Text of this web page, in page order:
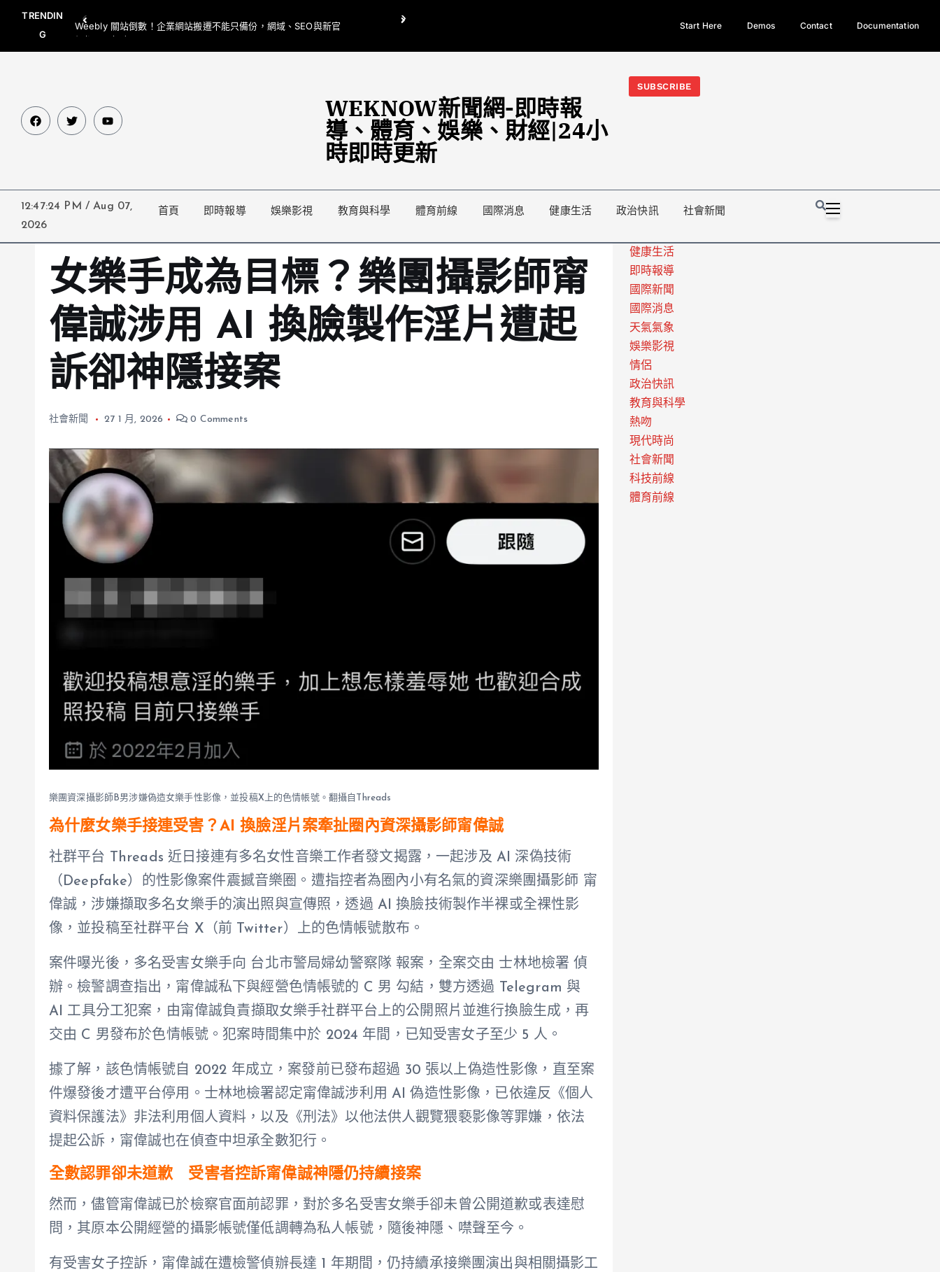
TRENDIN
G
Weebly 關站倒數！企業網站搬遷不能只備份，網域、SEO與新官
網都要一起處理
翁曉玲喊刪陸委會1295萬媒宣費惹議 梁文傑回「只能靠嘴巴」
今日熱門新聞TOP3｜西拉雅族正式成第17個原住民族、立院電競
光電場回
Start Here Demos Contact Documentation
WEKNOW新聞網-即時報
導、體育、娛樂、財經|24小
時即時更新
SUBSCRIBE
12:47:25 PM / Aug 07,
2026
首頁 即時報導 娛樂影視 教育與科學 體育前線 國際消息 健康生活 政治快訊 社會新聞
女樂手成為目標？樂團攝影師甯
偉誠涉用 AI 換臉製作淫片遭起
訴卻神隱接案
社會新聞 27 1 月, 2026 0 Comments
樂團資深攝影師B男涉嫌偽造女樂手性影像，並投稿X上的色情帳號。翻攝自Threads
為什麼女樂手接連受害？AI 換臉淫片案牽扯圈內資深攝影師甯偉誠
社群平台 Threads 近日接連有多名女性音樂工作者發文揭露，一起涉及 AI 深偽技術
（Deepfake）的性影像案件震撼音樂圈。遭指控者為圈內小有名氣的資深樂團攝影師 甯
偉誠，涉嫌擷取多名女樂手的演出照與宣傳照，透過 AI 換臉技術製作半裸或全裸性影
像，並投稿至社群平台 X（前 Twitter）上的色情帳號散布。
案件曝光後，多名受害女樂手向 台北市警局婦幼警察隊 報案，全案交由 士林地檢署 偵
辦。檢警調查指出，甯偉誠私下與經營色情帳號的 C 男 勾結，雙方透過 Telegram 與
AI 工具分工犯案，由甯偉誠負責擷取女樂手社群平台上的公開照片並進行換臉生成，再
交由 C 男發布於色情帳號。犯案時間集中於 2024 年間，已知受害女子至少 5 人。
據了解，該色情帳號自 2022 年成立，案發前已發布超過 30 張以上偽造性影像，直至案
件爆發後才遭平台停用。士林地檢署認定甯偉誠涉利用 AI 偽造性影像，已依違反《個人
資料保護法》非法利用個人資料，以及《刑法》以他法供人觀覽猥褻影像等罪嫌，依法
提起公訴，甯偉誠也在偵查中坦承全數犯行。
全數認罪卻未道歉 受害者控訴甯偉誠神隱仍持續接案
然而，儘管甯偉誠已於檢察官面前認罪，對於多名受害女樂手卻未曾公開道歉或表達慰
問，其原本公開經營的攝影帳號僅低調轉為私人帳號，隨後神隱、噤聲至今。
有受害女子控訴，甯偉誠在遭檢警偵辦長達 1 年期間，仍持續承接樂團演出與相關攝影工
健康生活
即時報導
國際新聞
國際消息
天氣氣象
娛樂影視
情侶
政治快訊
教育與科學
熱吻
現代時尚
社會新聞
科技前線
體育前線